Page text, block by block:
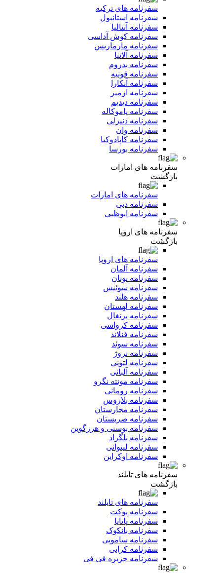
سفرنامه های ترکیه
سفرنامه استانبول
سفرنامه آنتالیا
سفرنامه کوش آداسی
سفرنامه مارماریس
سفرنامه آلانیا
سفرنامه بدروم
سفرنامه قونیه
سفرنامه آنکارا
سفرنامه ازمیر
سفرنامه دیدیم
سفرنامه پاموکاله
سفرنامه دنیزلی
سفرنامه وان
سفرنامه کاپادوکیا
سفرنامه بورسا
سفرنامه های امارات
بازگشت
سفرنامه های امارات
سفرنامه دبی
سفرنامه ابوظبی
سفرنامه های اروپا
بازگشت
سفرنامه های اروپا
سفرنامه آلمان
سفرنامه یونان
سفرنامه سوئیس
سفرنامه هلند
سفرنامه لهستان
سفرنامه پرتغال
سفرنامه کرواسی
سفرنامه فنلاند
سفرنامه سوئد
سفرنامه نروژ
سفرنامه لتونی
سفرنامه آلبانی
سفرنامه مونته نگرو
سفرنامه رومانی
سفرنامه بلاروس
سفرنامه مجارستان
سفرنامه صربستان
سفرنامه بوسنی و هرزگوین
سفرنامه بلگراد
سفرنامه لیتوانی
سفرنامه اوکراین
سفرنامه های تایلند
بازگشت
سفرنامه های تایلند
سفرنامه پوکت
سفرنامه پاتایا
سفرنامه بانکوک
سفرنامه سامویی
سفرنامه کرابی
سفرنامه جزیره فی فی